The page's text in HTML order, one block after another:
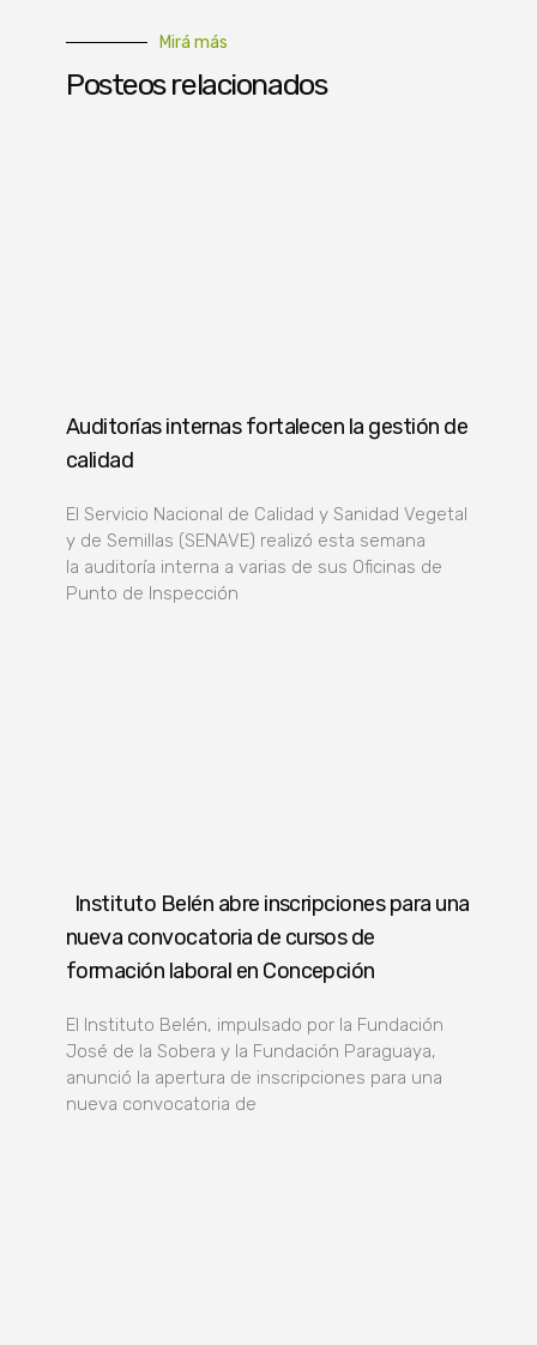
Mirá más
Posteos relacionados
Auditorías internas fortalecen la gestión de
calidad
El Servicio Nacional de Calidad y Sanidad Vegetal
y de Semillas (SENAVE) realizó esta semana
la auditoría interna a varias de sus Oficinas de
Punto de Inspección
Instituto Belén abre inscripciones para una
nueva convocatoria de cursos de
formación laboral en Concepción
El Instituto Belén, impulsado por la Fundación
José de la Sobera y la Fundación Paraguaya,
anunció la apertura de inscripciones para una
nueva convocatoria de